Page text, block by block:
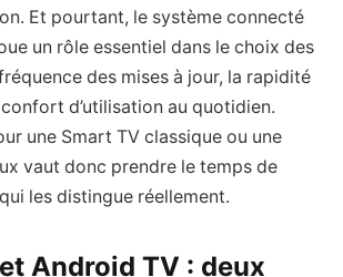
Et pourtant, le système connecté
un rôle essentiel dans le choix des
des mises à jour, la rapidité
d’utilisation au quotidien.
une Smart TV classique ou une
vaut donc prendre le temps de
les distingue réellement.
Android TV : deux